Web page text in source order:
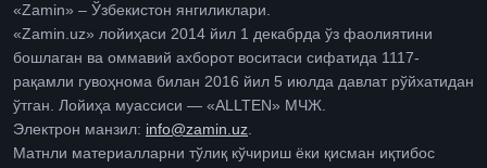
«Zamin» – Ўзбекистон янгиликлари.
«Zamin.uz» лойиҳаси 2014 йил 1 декабрда ўз фаолиятини
бошлаган ва оммавий ахборот воситаси сифатида 1117-
рақамли гувоҳнома билан 2016 йил 5 июлда давлат рўйхатидан
ўтган. Лойиҳа муассиси — «ALLTEN» МЧЖ.
Электрон манзил: info@zamin.uz
Матнли материалларни тўлиқ кўчириш ёки қисман иқтибос